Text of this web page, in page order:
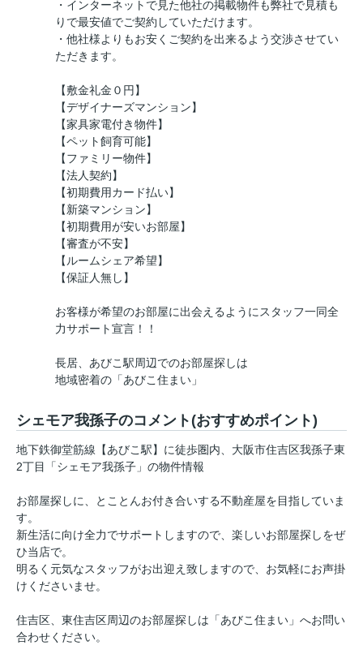
・インターネットで見た他社の掲載物件も弊社で見積も
りで最安値でご契約していただけます。
・他社様よりもお安くご契約を出来るよう交渉させてい
ただきます。
【敷金礼金０円】
【デザイナーズマンション】
【家具家電付き物件】
【ペット飼育可能】
【ファミリー物件】
【法人契約】
【初期費用カード払い】
【新築マンション】
【初期費用が安いお部屋】
【審査が不安】
【ルームシェア希望】
【保証人無し】
お客様が希望のお部屋に出会えるようにスタッフ一同全
力サポート宣言！！
長居、あびこ駅周辺でのお部屋探しは
地域密着の「あびこ住まい」
シェモア我孫子のコメント(おすすめポイント)
地下鉄御堂筋線【あびこ駅】に徒歩圏内、大阪市住吉区我孫子東
2丁目「シェモア我孫子」の物件情報
お部屋探しに、とことんお付き合いする不動産屋を目指していま
す。
新生活に向け全力でサポートしますので、楽しいお部屋探しをぜ
ひ当店で。
明るく元気なスタッフがお出迎え致しますので、お気軽にお声掛
けくださいませ。
住吉区、東住吉区周辺のお部屋探しは「あびこ住まい」へお問い
合わせください。